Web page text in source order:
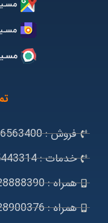
فروش : 66563400 – 021
خدمات : 55443314 – 021
همراه : 09128888390
همراه : 09128900376